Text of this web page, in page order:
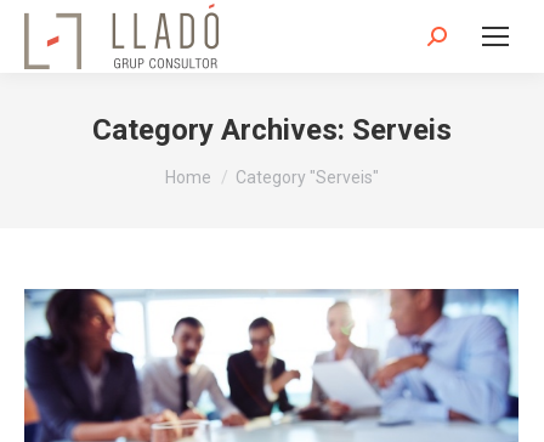
Search:
Category Archives: Serveis
You are here:
Home Category "Serveis"